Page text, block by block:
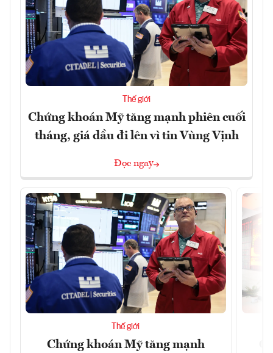
Thế giới
Chứng khoán Mỹ tăng mạnh phiên cuối
tháng, giá dầu đi lên vì tin Vùng Vịnh
Đọc ngay
Thế giới
Chứng khoán Mỹ tăng mạnh